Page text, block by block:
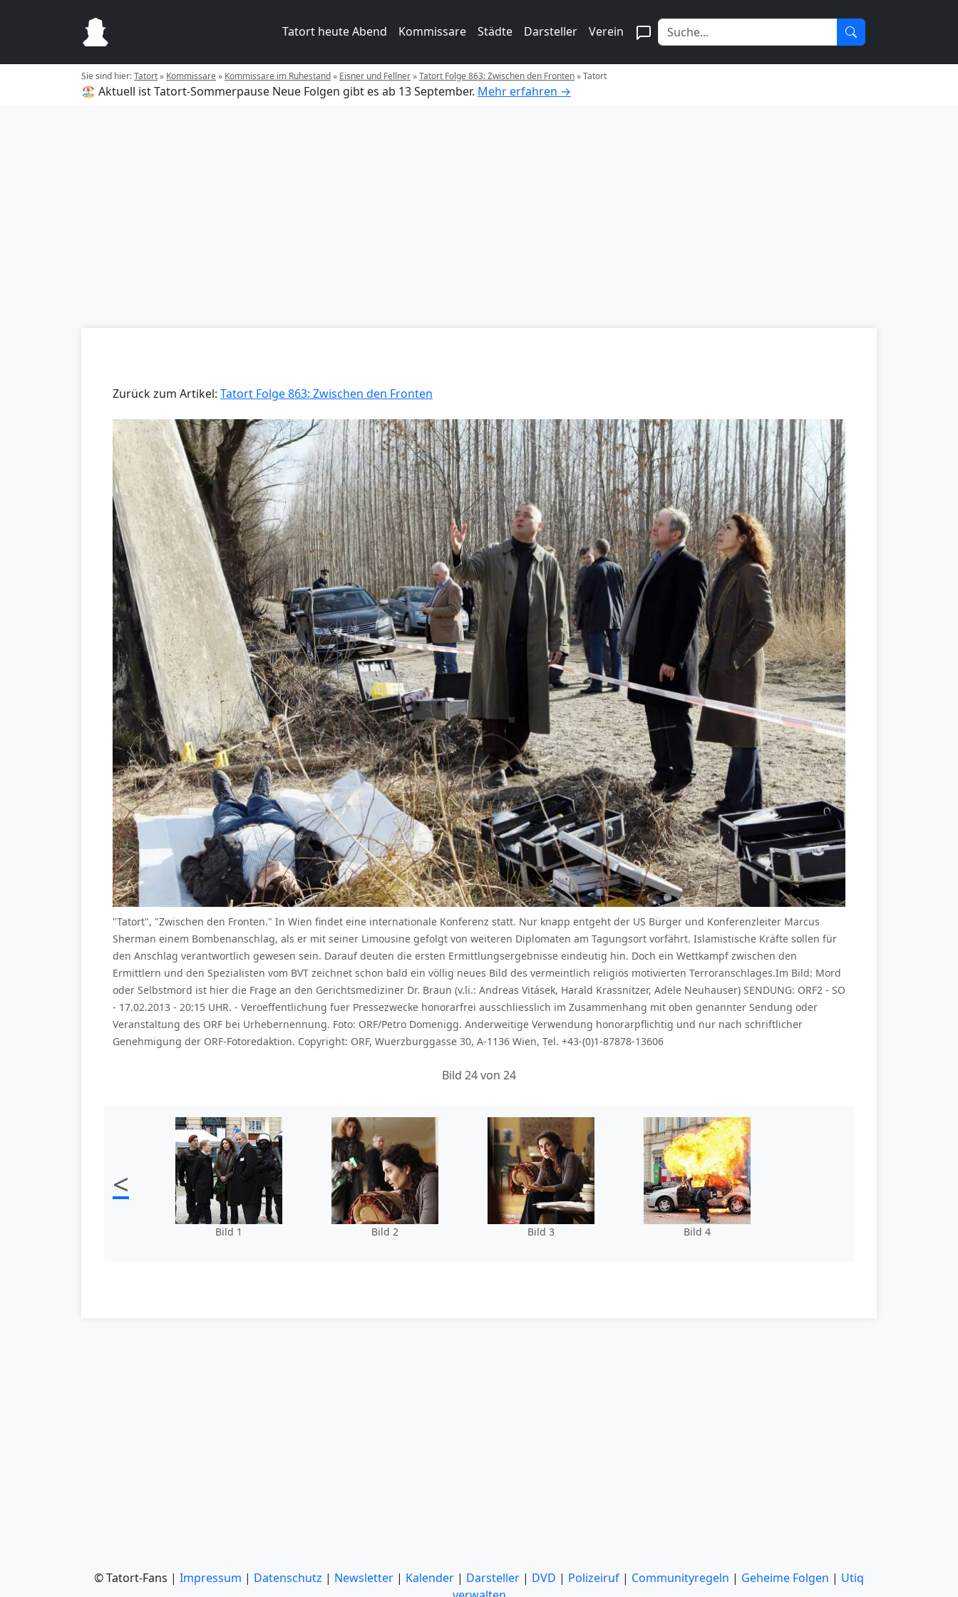
Tatort heute Abend Kommissare Städte Darsteller Verein
Sie sind hier:Tatort» Kommissare» Kommissare im Ruhestand» Eisner und Fellner»Tatort Folge 863: Zwischen den Fronten»Tatort
🏖️ Aktuell ist Tatort-Sommerpause Neue Folgen gibt es ab 13 September. Mehr erfahren →
Zurück zum Artikel: Tatort Folge 863: Zwischen den Fronten
"Tatort", "Zwischen den Fronten." In Wien findet eine internationale Konferenz statt. Nur knapp entgeht der US Bürger und Konferenzleiter Marcus
Sherman einem Bombenanschlag, als er mit seiner Limousine gefolgt von weiteren Diplomaten am Tagungsort vorfährt. Islamistische Kräfte sollen für
den Anschlag verantwortlich gewesen sein. Darauf deuten die ersten Ermittlungsergebnisse eindeutig hin. Doch ein Wettkampf zwischen den
Ermittlern und den Spezialisten vom BVT zeichnet schon bald ein völlig neues Bild des vermeintlich religiös motivierten Terroranschlages.Im Bild: Mord
oder Selbstmord ist hier die Frage an den Gerichtsmediziner Dr. Braun (v.li.: Andreas Vitásek, Harald Krassnitzer, Adele Neuhauser) SENDUNG: ORF2 - SO
- 17.02.2013 - 20:15 UHR. - Veroeffentlichung fuer Pressezwecke honorarfrei ausschliesslich im Zusammenhang mit oben genannter Sendung oder
Veranstaltung des ORF bei Urhebernennung. Foto: ORF/Petro Domenigg. Anderweitige Verwendung honorarpflichtig und nur nach schriftlicher
Genehmigung der ORF-Fotoredaktion. Copyright: ORF, Wuerzburggasse 30, A-1136 Wien, Tel. +43-(0)1-87878-13606
Bild 24 von 24
<
Bild 1 Bild 2 Bild 3 Bild 4
© Tatort-Fans | Impressum | Datenschutz | Newsletter | Kalender | Darsteller | DVD | Polizeiruf | Communityregeln | Geheime Folgen | Utiq